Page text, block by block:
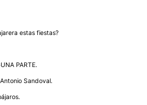
estas fiestas?
PARTE.
Sandoval.